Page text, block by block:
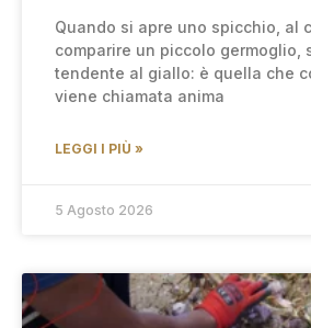
Quando si apre uno spicchio, al
comparire un piccolo germoglio,
tendente al giallo: è quella che
viene chiamata anima
LEGGI I PIÙ »
5 Agosto 2026